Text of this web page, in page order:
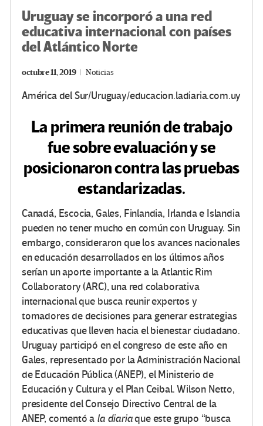
Uruguay se incorporó a una red
educativa internacional con países
del Atlántico Norte
octubre 11, 2019 Noticias
América del Sur/Uruguay/educacion.ladiaria.com.uy
La primera reunión de trabajo
fue sobre evaluación y se
posicionaron contra las pruebas
estandarizadas.
Canadá, Escocia, Gales, Finlandia, Irlanda e Islandia
pueden no tener mucho en común con Uruguay. Sin
embargo, consideraron que los avances nacionales
en educación desarrollados en los últimos años
serían un aporte importante a la Atlantic Rim
Collaboratory (ARC), una red colaborativa
internacional que busca reunir expertos y
tomadores de decisiones para generar estrategias
educativas que lleven hacia el bienestar ciudadano.
Uruguay participó en el congreso de este año en
Gales, representado por la Administración Nacional
de Educación Pública (ANEP), el Ministerio de
Educación y Cultura y el Plan Ceibal. Wilson Netto,
presidente del Consejo Directivo Central de la
ANEP, comentó a la diariaque este grupo “busca